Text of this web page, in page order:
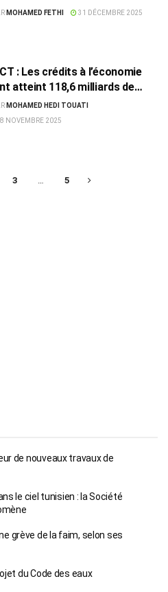
MOHAMED FETHI 31 DÉCEMBRE 2025
: Les crédits à l’économie
atteint 118,6 milliards de
en 2024
MOHAMED HEDI TOUATI
8 NOVEMBRE 2025
3 … 5
de nouveaux travaux de
le ciel tunisien : la Société
grève de la faim, selon ses
du Code des eaux